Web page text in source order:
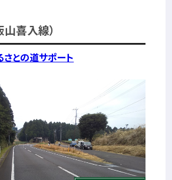
喜入線）
さとの道サポート